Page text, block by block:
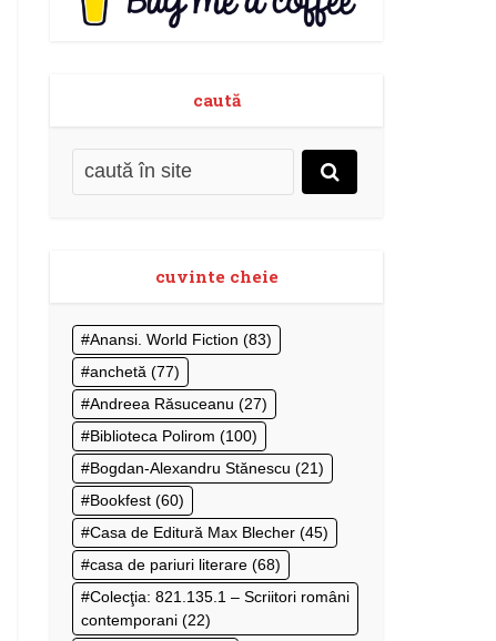
caută
cuvinte cheie
Anansi. World Fiction (83)
anchetă (77)
Andreea Răsuceanu (27)
Biblioteca Polirom (100)
Bogdan-Alexandru Stănescu (21)
Bookfest (60)
Casa de Editură Max Blecher (45)
casa de pariuri literare (68)
Colecţia: 821.135.1 – Scriitori români
contemporani (22)